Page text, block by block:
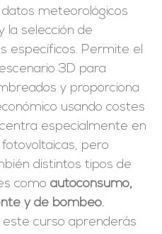
meteorológicos
la selección de
específicos. Permite el
3D para
y proporciona
usando costes
especialmente en
pero
distintos tipos de
comoautoconsumo,
y de bombeo.
este curso aprenderás